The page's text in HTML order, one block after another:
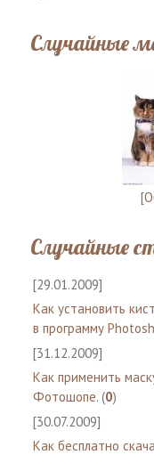
Случайные
[
Случайные
[29.01.2009]
Как установить
в программу
[31.12.2009]
Как применить
Фотошопе. (0)
[30.07.2009]
Как бесплатно